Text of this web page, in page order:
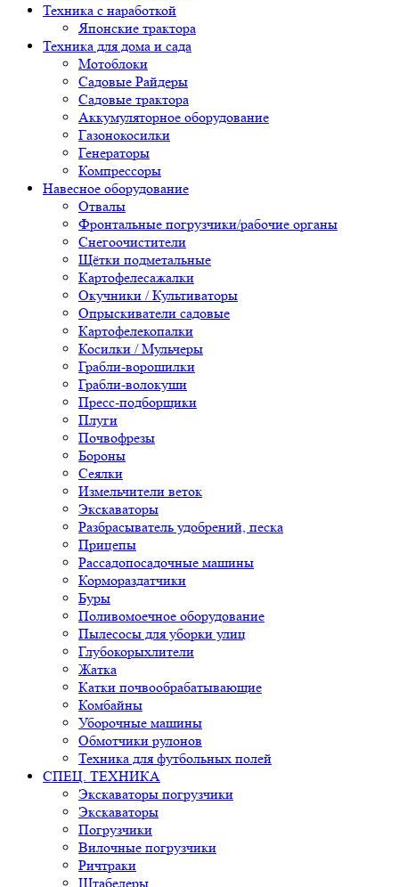
Техника с наработкой
Японские трактора
Техника для дома и сада
Мотоблоки
Садовые Райдеры
Садовые трактора
Аккумуляторное оборудование
Газонокосилки
Генераторы
Компрессоры
Навесное оборудование
Отвалы
Фронтальные погрузчики/рабочие органы
Снегоочистители
Щётки подметальные
Картофелесажалки
Окучники / Культиваторы
Опрыскиватели садовые
Картофелекопалки
Косилки / Мульчеры
Грабли-ворошилки
Грабли-волокуши
Пресс-подборщики
Плуги
Почвофрезы
Бороны
Сеялки
Измельчители веток
Экскаваторы
Разбрасыватель удобрений, песка
Прицепы
Рассадопосадочные машины
Кормораздатчики
Буры
Поливомоечное оборудование
Пылесосы для уборки улиц
Глубокорыхлители
Жатка
Катки почвообрабатывающие
Комбайны
Уборочные машины
Обмотчики рулонов
Техника для футбольных полей
СПЕЦ. ТЕХНИКА
Экскаваторы погрузчики
Экскаваторы
Погрузчики
Вилочные погрузчики
Ричтраки
Штабелеры